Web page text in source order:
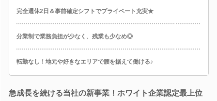
完全週休2日＆事前確定シフトでプライベート充実★
分業制で業務負担が少なく、残業も少なめ◎
転勤なし！地元や好きなエリアで腰を据えて働ける♪
急成長を続ける当社の新事業！ホワイト企業認定最上位